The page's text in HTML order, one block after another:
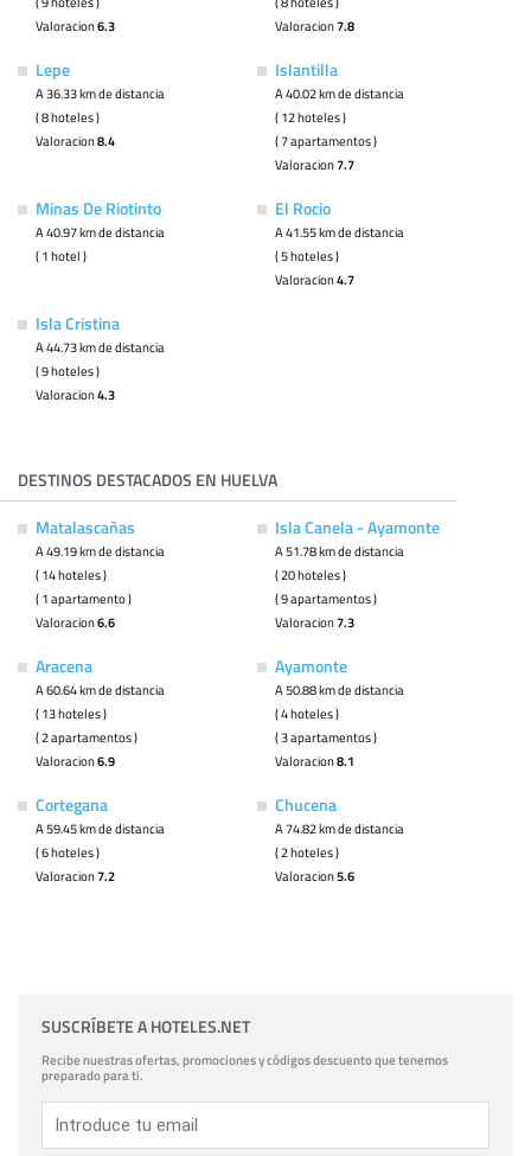
Valoracion6.3
Valoracion7.8
Lepe
A 36.33 km de distancia
( 8 hoteles )
Valoracion8.4
Islantilla
A 40.02 km de distancia
( 12 hoteles )
( 7 apartamentos )
Valoracion7.7
Minas De Riotinto
A 40.97 km de distancia
( 1 hotel )
El Rocio
A 41.55 km de distancia
( 5 hoteles )
Valoracion4.7
Isla Cristina
A 44.73 km de distancia
( 9 hoteles )
Valoracion4.3
DESTINOS DESTACADOS EN HUELVA
Matalascañas
A 49.19 km de distancia
( 14 hoteles )
( 1 apartamento )
Valoracion6.6
Isla Canela - Ayamonte
A 51.78 km de distancia
( 20 hoteles )
( 9 apartamentos )
Valoracion7.3
Aracena
A 60.64 km de distancia
( 13 hoteles )
( 2 apartamentos )
Valoracion6.9
Ayamonte
A 50.88 km de distancia
( 4 hoteles )
( 3 apartamentos )
Valoracion8.1
Cortegana
A 59.45 km de distancia
( 6 hoteles )
Valoracion7.2
Chucena
A 74.82 km de distancia
( 2 hoteles )
Valoracion5.6
SUSCRÍBETE A HOTELES.NET
Recibe nuestras ofertas, promociones y códigos descuento que tenemos
preparado para ti.